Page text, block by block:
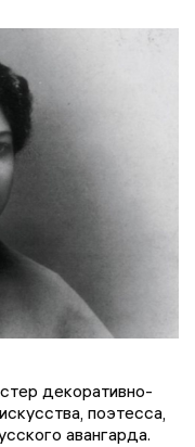
декоративно-
поэтесса,
авангарда.